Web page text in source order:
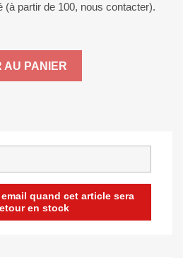
(à partir de 100, nous contacter).
AU PANIER
quand cet article sera
en stock